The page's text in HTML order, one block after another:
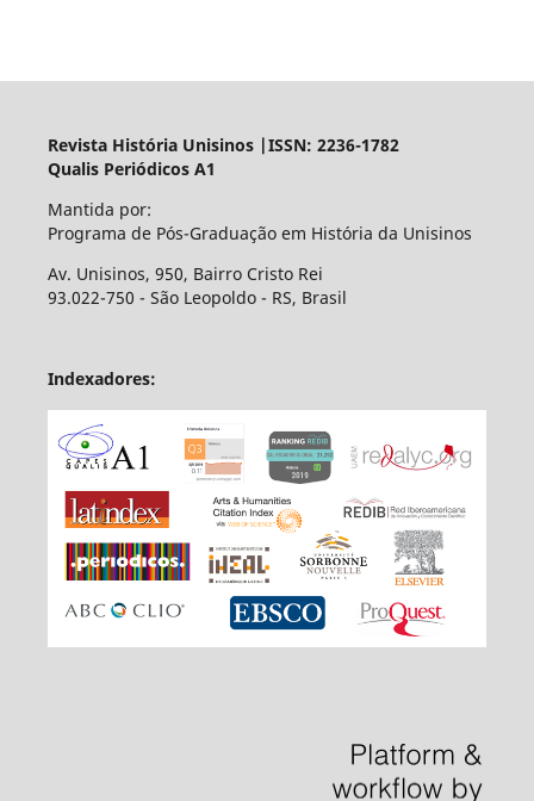
Revista História Unisinos |ISSN: 2236-1782
Qualis Periódicos A1
Mantida por:
Programa de Pós-Graduação em História da Unisinos
Av. Unisinos, 950, Bairro Cristo Rei
93.022-750 - São Leopoldo - RS, Brasil
Indexadores: